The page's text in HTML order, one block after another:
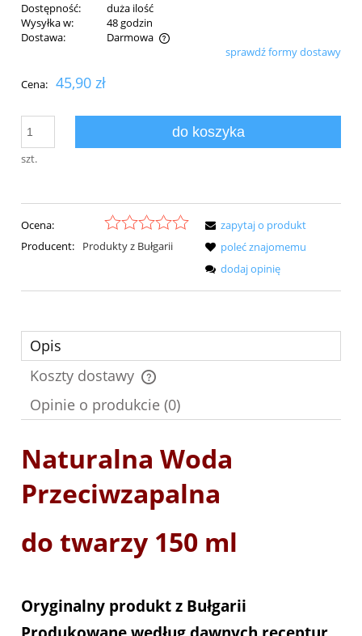
Dostępność:
duża ilość
Wysyłka w:
48 godzin
Dostawa:
Darmowa
Cena nie zawiera ewentualnych kosztów płatnościsprawdź formy dostawy
Cena: 45,90 zł
szt.
do koszyka
Ocena:
Producent:
Produkty z Bułgarii
zapytaj o produkt
poleć znajomemu
dodaj opinię
Opis
Koszty dostawy
Cena nie zawiera ewentualnych kosztów płatności
Opinie o produkcie (0)
Naturalna Woda
Przeciwzapalna
do twarzy 150 ml
Oryginalny produkt z Bułgarii